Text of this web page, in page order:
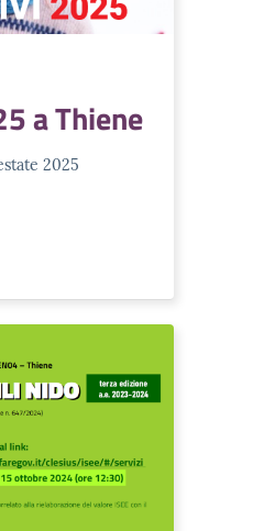
a Thiene
2025